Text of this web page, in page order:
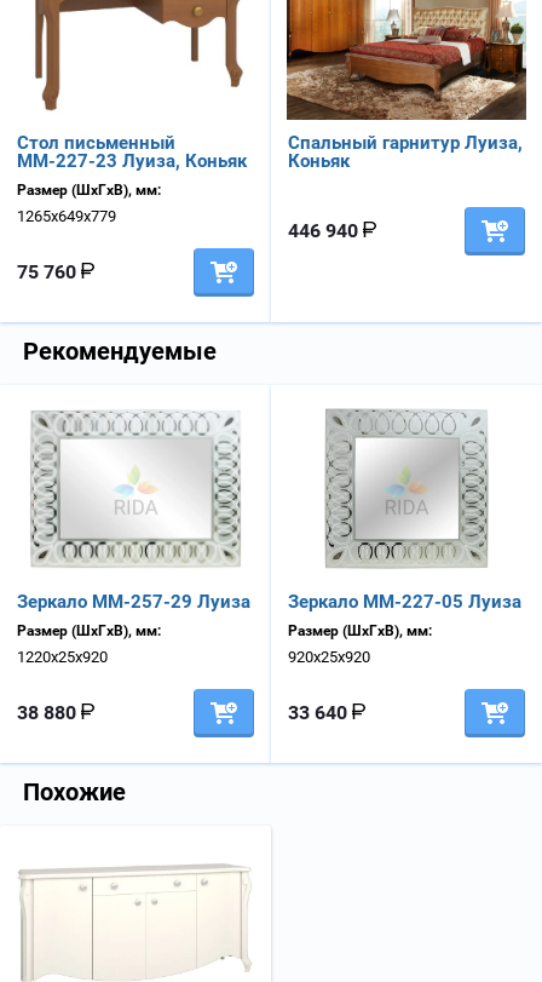
Стол письменный
ММ-227-23 Луиза, Коньяк
Размер (ШхГхВ), мм:
1265х649х779
75 760
Спальный гарнитур Луиза,
Коньяк
446 940
Рекомендуемые
Зеркало ММ-257-29 Луиза
Размер (ШхГхВ), мм:
1220х25х920
38 880
Зеркало ММ-227-05 Луиза
Размер (ШхГхВ), мм:
920х25х920
33 640
Похожие